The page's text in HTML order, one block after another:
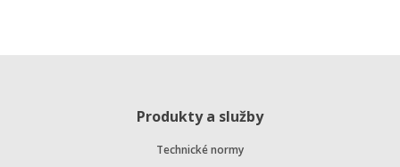
Produkty a služby
Technické normy